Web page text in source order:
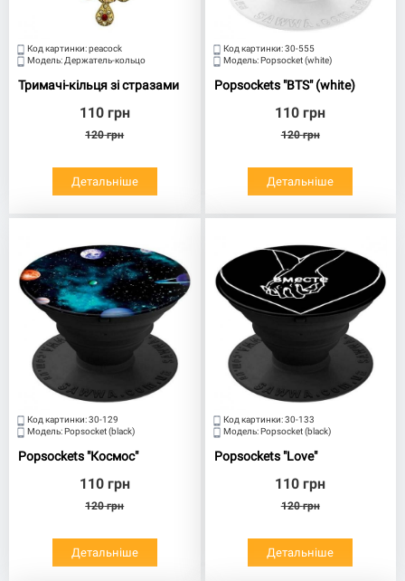
Код картинки:peacock
Модель: Держатель-кольцо
Тримачі-кільця зі стразами
110 грн
120 грн
Детальніше
Код картинки:30-555
Модель:Popsocket (white)
Popsockets "BTS" (white)
110 грн
120 грн
Детальніше
Код картинки:30-129
Модель:Popsocket (black)
Popsockets "Космос"
110 грн
120 грн
Детальніше
Код картинки:30-133
Модель:Popsocket (black)
Popsockets "Love"
110 грн
120 грн
Детальніше